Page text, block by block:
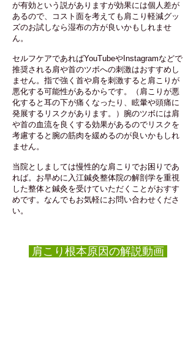
が有効という説がありますが効果には個人差が
あるので、コスト面を考えても肩こり軽減グッ
ズのお試しなら湿布の方が良いかもしれませ
ん。
セルフケアであればYouTubeやInstagramなどで
推奨される肩や首のツボへの刺激はおすすめし
ません。指で強く首や肩を刺激すると肩こりが
悪化する可能性があるからです。（肩こりが悪
化すると耳の下が痛くなったり、眩暈や頭痛に
発展するリスクがあります。）腕のツボには肩
や首の血流を良くする効果があるのでリスクを
考慮すると腕の筋肉を緩めるのが良いかもしれ
ません。
​当院としましては慢性的な肩こりでお困りであ
れば。お早めに入江鍼灸整体院の解剖学を重視
した整体と鍼灸を受けていただくことがおすす
めです。なんでもお気軽にお問い合わせくださ
い。
肩こり根本原因の解説動画